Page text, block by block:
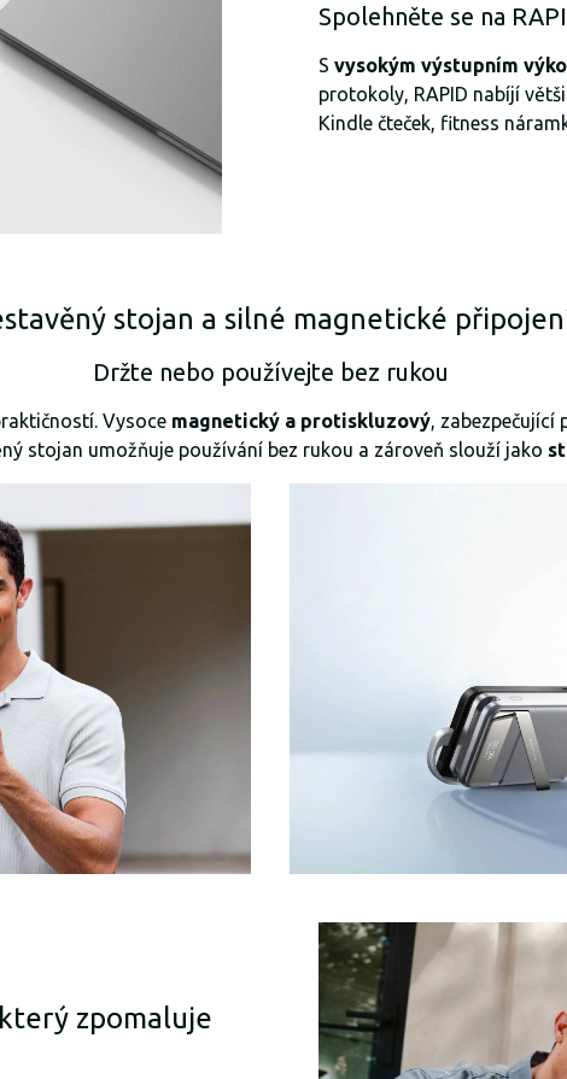
Spolehněte se na
S vysokým výstupním
protokoly, RAPID nabíjí
Kindle čteček, fitness
stojan a silné magnetické
Držte nebo používejte bez rukou
Vysoce magnetický a protiskluzový, zabezpečující
stojan umožňuje používání bez rukou a zároveň slouží jako
zpomaluje